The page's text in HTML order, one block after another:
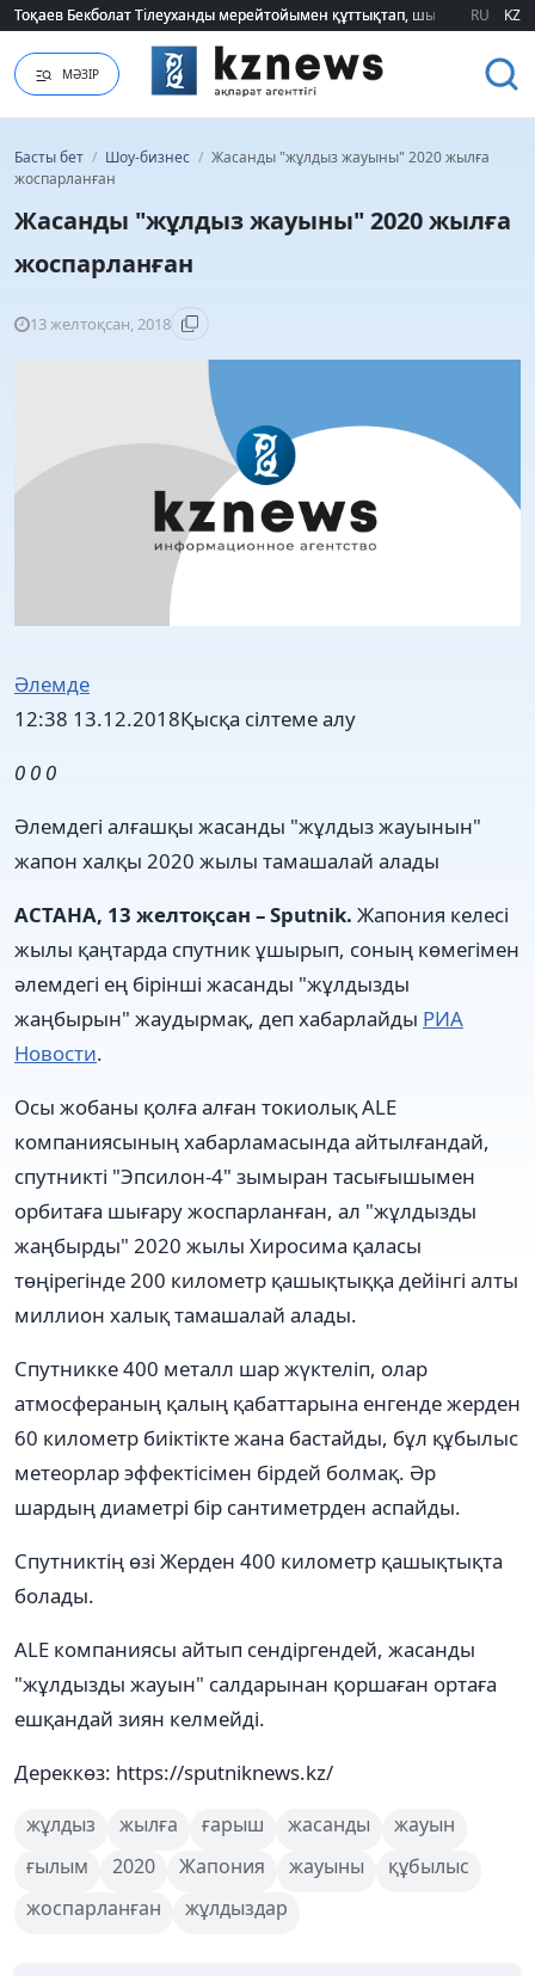
Тоқаев Бекболат Тілеуханды мерейтойымен құттықтап, шығармашылық
Тоқаев Бекболат Тілеуханды мерейтойымен құттықтап, шығармашылық
RU KZ
МӘЗІР
Басты бет / Шоу-бизнес / Жасанды "жұлдыз жауыны" 2020 жылға
жоспарланған
Жасанды "жұлдыз жауыны" 2020 жылға
жоспарланған
13 желтоқсан, 2018
Әлемде
12:38 13.12.2018Қысқа сілтеме алу
0 0 0
Әлемдегі алғашқы жасанды "жұлдыз жауынын"
жапон халқы 2020 жылы тамашалай алады
АСТАНА, 13 желтоқсан – Sputnik. Жапония келесі
жылы қаңтарда спутник ұшырып, соның көмегімен
әлемдегі ең бірінші жасанды "жұлдызды
жаңбырын" жаудырмақ, деп хабарлайды РИА
Новости.
Осы жобаны қолға алған токиолық ALE
компаниясының хабарламасында айтылғандай,
спутникті "Эпсилон-4" зымыран тасығышымен
орбитаға шығару жоспарланған, ал "жұлдызды
жаңбырды" 2020 жылы Хиросима қаласы
төңірегінде 200 километр қашықтыққа дейінгі алты
миллион халық тамашалай алады.
Спутникке 400 металл шар жүктеліп, олар
атмосфераның қалың қабаттарына енгенде жерден
60 километр биіктікте жана бастайды, бұл құбылыс
метеорлар эффектісімен бірдей болмақ. Әр
шардың диаметрі бір сантиметрден аспайды.
Спутниктің өзі Жерден 400 километр қашықтықта
болады.
ALE компаниясы айтып сендіргендей, жасанды
"жұлдызды жауын" салдарынан қоршаған ортаға
ешқандай зиян келмейді.
Дереккөз: https://sputniknews.kz/
жұлдыз жылға ғарыш жасанды
жауын
ғылым
2020 Жапония жауыны
құбылыс
жоспарланған
жұлдыздар